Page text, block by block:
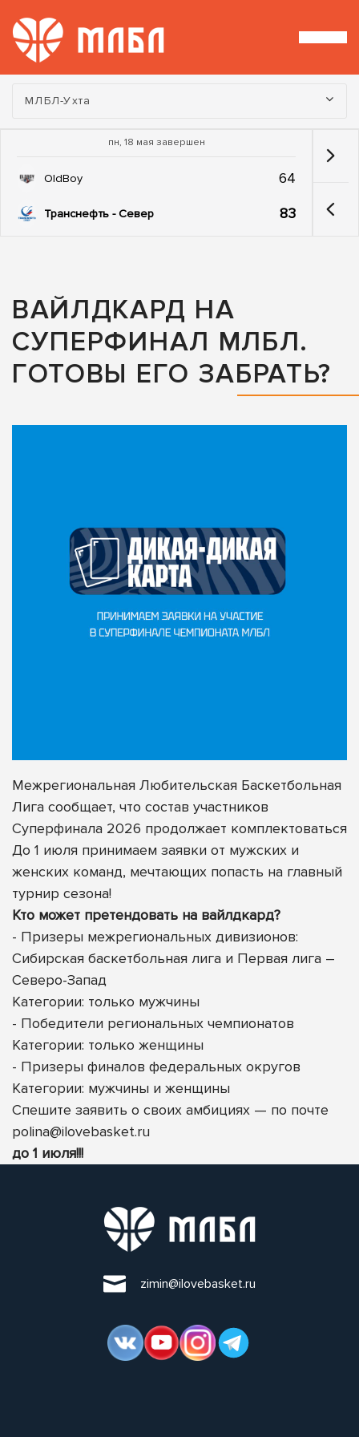
Турнир:
МЛБЛ-Ухта
пн, 18 мая завершен
OldBoy 64
Транснефть - Север 83
ВАЙЛДКАРД НА
СУПЕРФИНАЛ МЛБЛ.
ГОТОВЫ ЕГО ЗАБРАТЬ?
Межрегиональная Любительская Баскетбольная
Лига сообщает, что состав участников
Суперфинала 2026 продолжает комплектоваться
До 1 июля принимаем заявки от мужских и
женских команд, мечтающих попасть на главный
турнир сезона!
Кто может претендовать на вайлдкард?
- Призеры межрегиональных дивизионов:
Сибирская баскетбольная лига и Первая лига –
Северо-Запад
Категории: только мужчины
- Победители региональных чемпионатов
Категории: только женщины
- Призеры финалов федеральных округов
Категории: мужчины и женщины
Спешите заявить о своих амбициях — по почте
polina@ilovebasket.ru
до 1 июля!!!
zimin@ilovebasket.ru